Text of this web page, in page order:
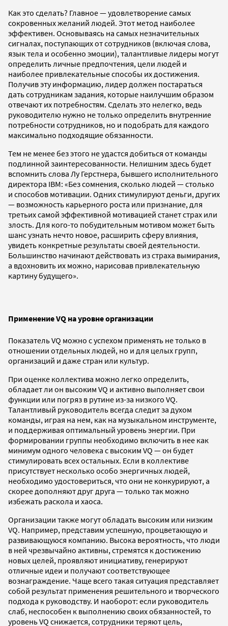
Как это сделать? Главное — удовлетворение самых
сокровенных желаний людей. Этот метод наиболее
эффективен. Основываясь на самых незначительных
сигналах, поступающих от сотрудников (включая слова,
язык тела и особенно эмоции), талантливые лидеры могут
определить личные предпочтения, цели людей и
наиболее привлекательные способы их достижения.
Получив эту информацию, лидер должен постараться
дать сотрудникам задания, которые наилучшим образом
отвечают их потребностям. Сделать это нелегко, ведь
руководителю нужно не только определить внутренние
потребности сотрудников, но и подобрать для каждого
максимально подходящие обязанности.
Тем не менее без этого не удастся добиться от команды
подлинной заинтересованности. Нелишним здесь будет
вспомнить слова Лу Герстнера, бывшего исполнительного
директора IBM: «Без сомнения, сколько людей — столько
и способов мотивации. Одних стимулируют деньги, других
— возможность карьерного роста или признание, для
третьих самой эффективной мотивацией станет страх или
злость. Для кого-то побудительным мотивом может быть
шанс узнать нечто новое, расширить сферу влияния,
увидеть конкретные результаты своей деятельности.
Большинство начинают действовать из страха вымирания,
а вдохновить их можно, нарисовав привлекательную
картину будущего».
Применение VQ на уровне организации
Показатель VQ можно с успехом применять не только в
отношении отдельных людей, но и для целых групп,
организаций и даже стран или культур.
При оценке коллектива можно легко определить,
обладает ли он высоким VQ и активно выполняет свои
функции или погряз в рутине из-за низкого VQ.
Талантливый руководитель всегда следит за духом
команды, играя на нем, как на музыкальном инструменте,
и поддерживая оптимальный уровень энергии. При
формировании группы необходимо включить в нее как
минимум одного человека с высоким VQ — он будет
стимулировать всех остальных. Если в коллективе
присутствует несколько особо энергичных людей,
необходимо удостовериться, что они не конкурируют, а
скорее дополняют друг друга — только так можно
избежать раскола и хаоса.
Организации также могут обладать высоким или низким
VQ. Например, представим успешную, процветающую и
развивающуюся компанию. Высока вероятность, что люди
в ней чрезвычайно активны, стремятся к достижению
новых целей, проявляют инициативу, генерируют
отличные идеи и получают соответствующее
вознаграждение. Чаще всего такая ситуация представляет
собой результат применения решительного и творческого
подхода к руководству. И наоборот: если руководитель
слаб, неспособен к выполнению своих обязанностей, то
уровень VQ снижается, сотрудники теряют цель,